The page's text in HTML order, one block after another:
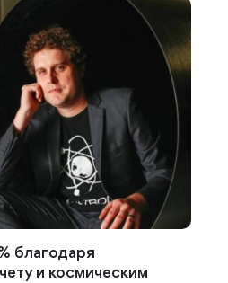
благодаря
и космическим